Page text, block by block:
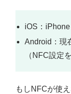
iOS：
Android：現
（NFC設定
もしNFCが使